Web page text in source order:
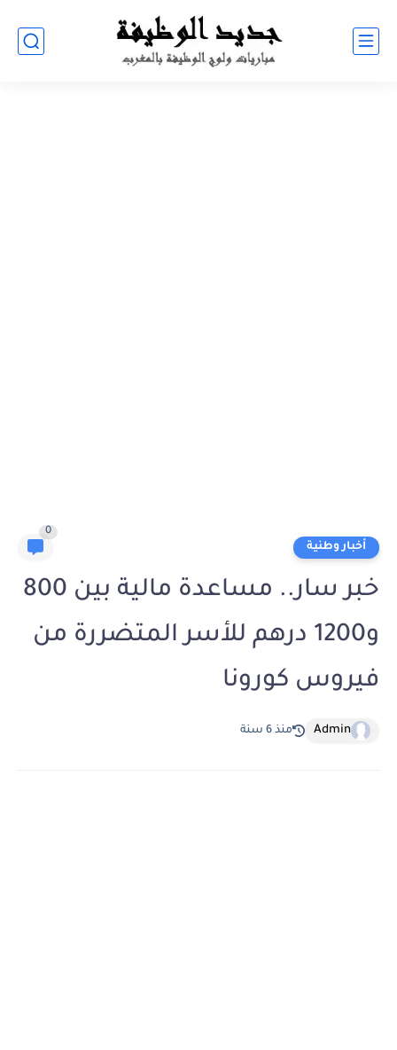
أخبار وطنية
0
خبر سار.. مساعدة مالية بين 800
و1200 درهم للأسر المتضررة من
فيروس كورونا
Admin منذ 6 سنة